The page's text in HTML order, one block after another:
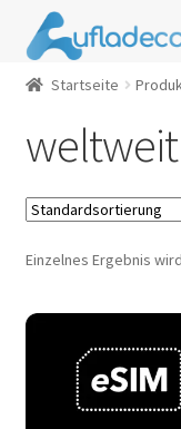
Zur
Navigation
springen
Zum
Inhalt
springen
Handy-Guthaben
Bezahlkarten
Geschenkkarten
Gamecards
Entertainment
SIM- & Kreditkarten
Startseite
weltweit
Einzelnes Ergebnis